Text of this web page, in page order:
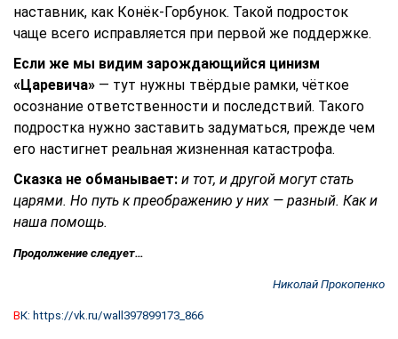
наставник, как Конёк-Горбунок. Такой подросток
чаще всего исправляется при первой же поддержке.
Если же мы видим зарождающийся цинизм
«Царевича» — тут нужны твёрдые рамки, чёткое
осознание ответственности и последствий. Такого
подростка нужно заставить задуматься, прежде чем
его настигнет реальная жизненная катастрофа.
Сказка не обманывает: и тот, и другой могут стать
царями. Но путь к преображению у них — разный. Как и
наша помощь.
Продолжение следует…
Николай Прокопенко
ВК: https://vk.ru/wall397899173_866